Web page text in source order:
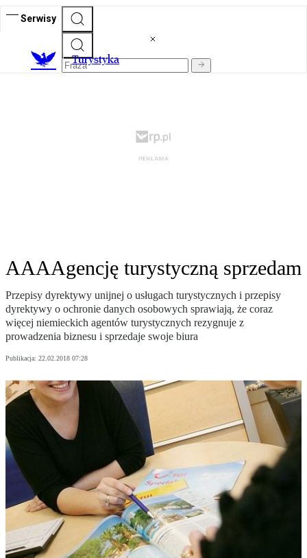
Serwisy
Turystyka
AAAAgencję turystyczną sprzedam
Przepisy dyrektywy unijnej o usługach turystycznych i przepisy
dyrektywy o ochronie danych osobowych sprawiają, że coraz
więcej niemieckich agentów turystycznych rezygnuje z
prowadzenia biznesu i sprzedaje swoje biura
Publikacja: 22.02.2018 07:28